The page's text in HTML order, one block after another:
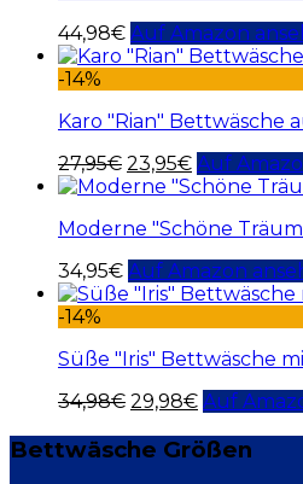
44,98€ Auf Amazon
-14%
Karo "Rian" Bettwäsche
27,95€ 23,95€ Auf
Moderne "Schöne
34,95€ Auf Amazon
-14%
Süße "Iris" Bettwäsche
34,98€ 29,98€ Auf
Bettwäsche Größen